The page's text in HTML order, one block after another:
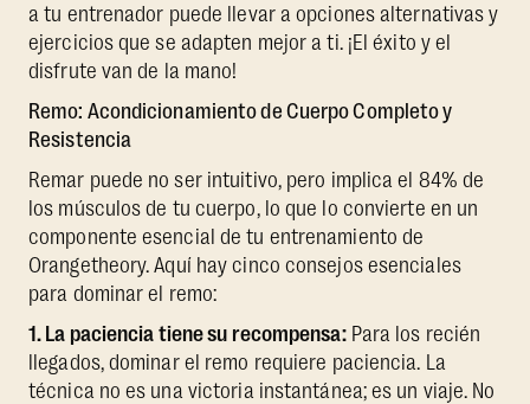
a tu entrenador puede llevar a opciones alternativas y
ejercicios que se adapten mejor a ti. ¡El éxito y el
disfrute van de la mano!
Remo: Acondicionamiento de Cuerpo Completo y
Resistencia
Remar puede no ser intuitivo, pero implica el 84% de
los músculos de tu cuerpo, lo que lo convierte en un
componente esencial de tu entrenamiento de
Orangetheory. Aquí hay cinco consejos esenciales
para dominar el remo:
1. La paciencia tiene su recompensa:Para los recién
llegados, dominar el remo requiere paciencia. La
técnica no es una victoria instantánea; es un viaje. No